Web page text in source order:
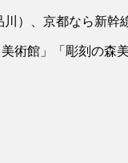
）、京都なら新
術館」「彫刻の